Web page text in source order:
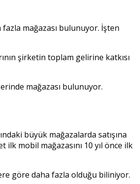
fazla mağazası bulunuyor. İşten
şirketin toplam gelirine katkısı
mağazası bulunuyor.
büyük mağazalarda satışına
mobil mağazasını 10 yıl önce ilk
göre daha fazla olduğu biliniyor.